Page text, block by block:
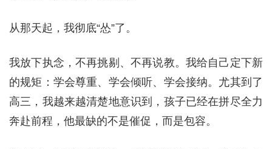
从那天起，我彻底“怂”了。
我放下执念，不再挑剔、不再说教。我给自己定下新
的规矩：学会尊重、学会倾听、学会接纳。尤其到了
高三，我越来越清楚地意识到，孩子已经在拼尽全力
奔赴前程，他最缺的不是催促，而是包容。